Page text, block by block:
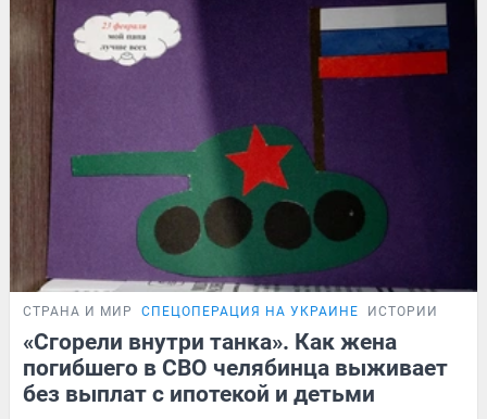
СТРАНА И МИР СПЕЦОПЕРАЦИЯ НА УКРАИНЕ ИСТОРИИ
«Сгорели внутри танка». Как жена
погибшего в СВО челябинца выживает
без выплат с ипотекой и детьми